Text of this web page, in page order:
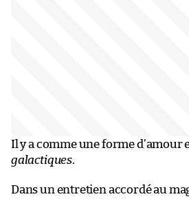
Il y a comme une forme d’amour
galactiques.
Dans un entretien accordé au